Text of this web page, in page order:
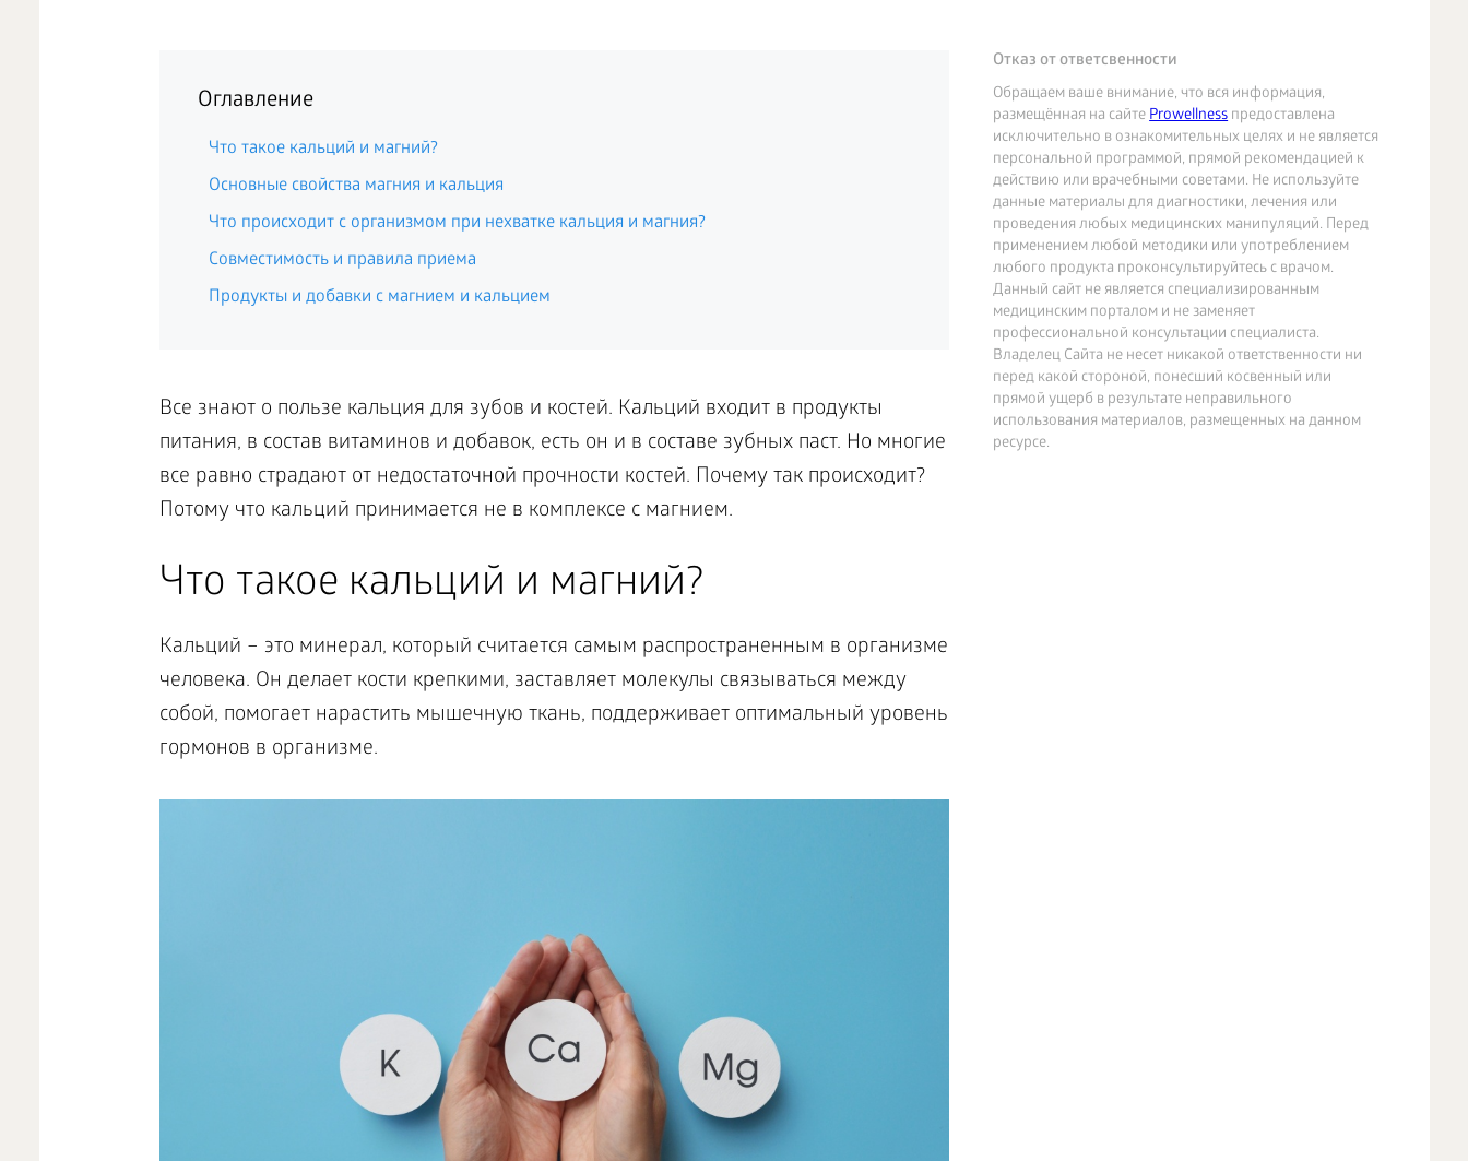
Отказ от ответсвенности
Обращаем ваше внимание, что вся информация,
размещённая на сайтеProwellnessпредоставлена
исключительно в ознакомительных целях и не является
персональной программой, прямой рекомендацией к
действию или врачебными советами. Не используйте
данные материалы для диагностики, лечения или
проведения любых медицинских манипуляций. Перед
применением любой методики или употреблением
любого продукта проконсультируйтесь с врачом.
Данный сайт не является специализированным
медицинским порталом и не заменяет
профессиональной консультации специалиста.
Владелец Сайта не несет никакой ответственности ни
перед какой стороной, понесший косвенный или
прямой ущерб в результате неправильного
использования материалов, размещенных на данном
ресурсе.
Оглавление
Что такое кальций и магний?
Основные свойства магния и кальция
Что происходит с организмом при нехватке кальция и магния?
Совместимость и правила приема
Продукты и добавки с магнием и кальцием
Все знают о пользе кальция для зубов и костей. Кальций входит в продукты
питания, в состав витаминов и добавок, есть он и в составе зубных паст. Но многие
все равно страдают от недостаточной прочности костей. Почему так происходит?
Потому что кальций принимается не в комплексе с магнием.
Что такое кальций и магний?
Кальций – это минерал, который считается самым распространенным в организме
человека. Он делает кости крепкими, заставляет молекулы связываться между
собой, помогает нарастить мышечную ткань, поддерживает оптимальный уровень
гормонов в организме.